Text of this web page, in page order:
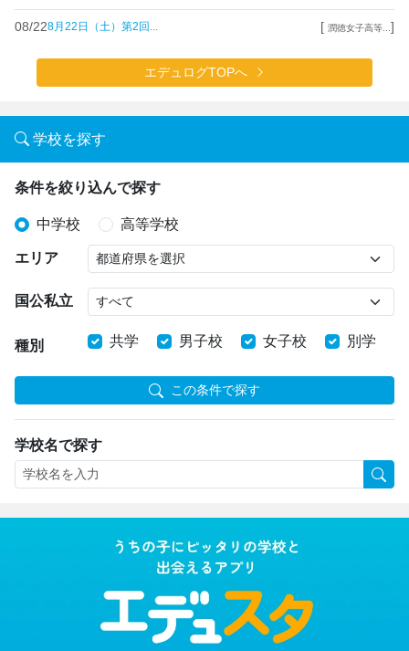
08/228月22日（土）第2回... [ 潤徳女子高等... ]
エデュログTOPへ
学校を探す
条件を絞り込んで探す
中学校 高等学校
エリア
国公私立
種別 共学 男子校 女子校 別学
この条件で探す
学校名で探す